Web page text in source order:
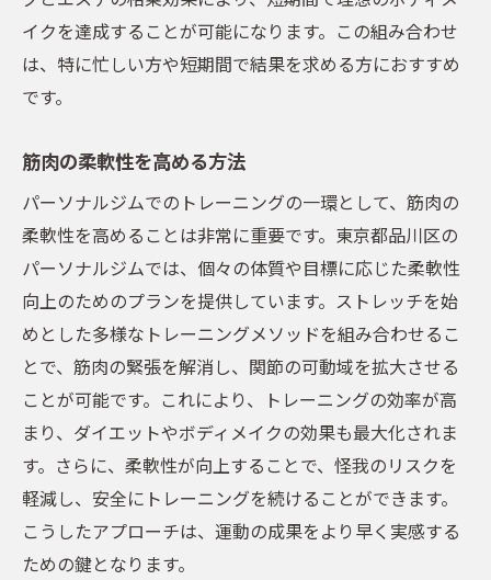
イクを達成することが可能になります。この組み合わせ
は、特に忙しい方や短期間で結果を求める方におすすめ
です。
筋肉の柔軟性を高める方法
パーソナルジムでのトレーニングの一環として、筋肉の
柔軟性を高めることは非常に重要です。東京都品川区の
パーソナルジムでは、個々の体質や目標に応じた柔軟性
向上のためのプランを提供しています。ストレッチを始
めとした多様なトレーニングメソッドを組み合わせるこ
とで、筋肉の緊張を解消し、関節の可動域を拡大させる
ことが可能です。これにより、トレーニングの効率が高
まり、ダイエットやボディメイクの効果も最大化されま
す。さらに、柔軟性が向上することで、怪我のリスクを
軽減し、安全にトレーニングを続けることができます。
こうしたアプローチは、運動の成果をより早く実感する
ための鍵となります。